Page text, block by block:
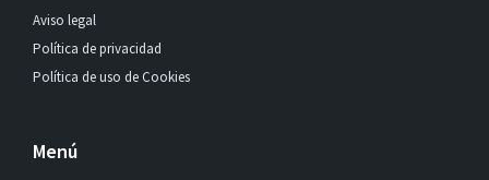
Aviso legal
Política de privacidad
Política de uso de Cookies
Menú